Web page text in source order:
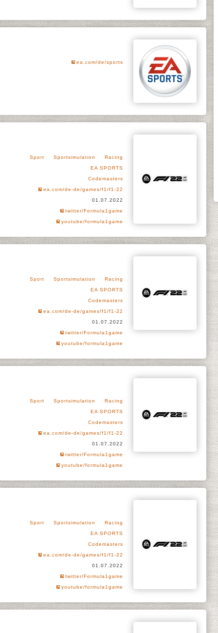
ea.com/de/sports
Sport Sportsimulation
Racing
EA SPORTS
Codemasters
ea.com/de-de/games/f1/f1-22
01.07.2022
twitter/Formula1game
youtube/formula1game
Sport Sportsimulation
Racing
EA SPORTS
Codemasters
ea.com/de-de/games/f1/f1-22
01.07.2022
twitter/Formula1game
youtube/formula1game
Sport Sportsimulation
Racing
EA SPORTS
Codemasters
ea.com/de-de/games/f1/f1-22
01.07.2022
twitter/Formula1game
youtube/formula1game
Sport Sportsimulation
Racing
EA SPORTS
Codemasters
ea.com/de-de/games/f1/f1-22
01.07.2022
twitter/Formula1game
youtube/formula1game